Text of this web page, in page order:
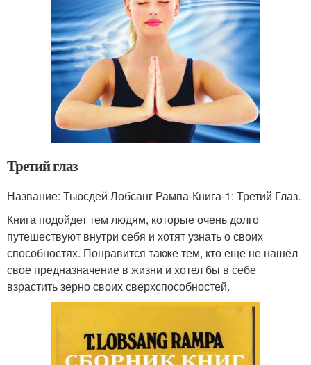
Третий глаз
Название: Тьюсдей Лобсанг Рампа-Книга-1: Третий Глаз.
Книга подойдет тем людям, которые очень долго
путешествуют внутри себя и хотят узнать о своих
способностях. Понравится также тем, кто еще не нашёл
свое предназначение в жизни и хотел бы в себе
взрастить зерно своих сверхспособностей.